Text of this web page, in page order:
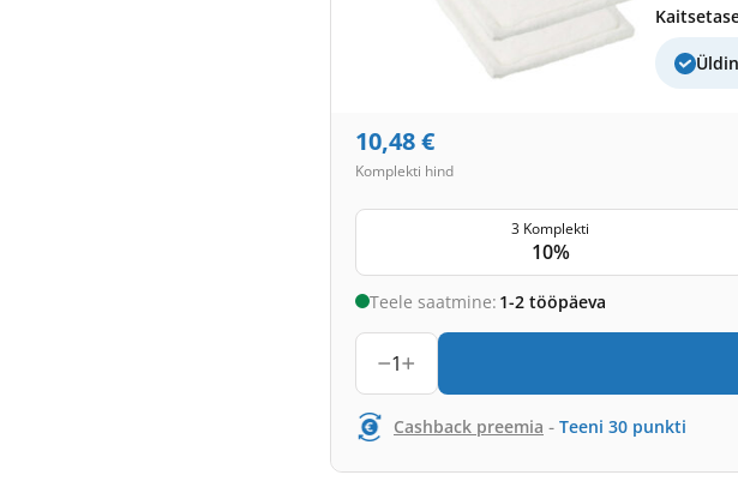
10,48€
Komplekti hind
3 Komplekti
10%
Teele saatmine: 1-2 tööpäeva
1
Cashback preemia - Teeni 30 punkti